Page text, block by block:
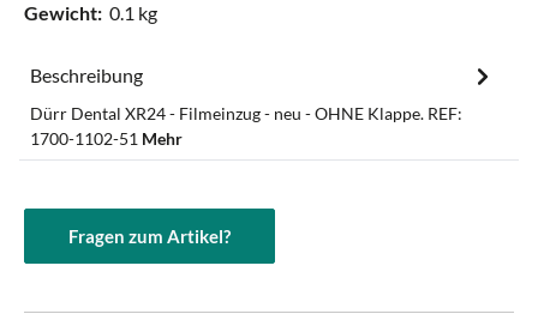
Gewicht: 0.1 kg
Beschreibung
Dürr Dental XR24 - Filmeinzug - neu - OHNE Klappe. REF:
1700-1102-51 Mehr
Fragen zum Artikel?